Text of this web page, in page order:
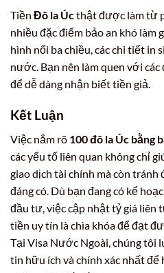
Tiền Đô la Úcthật được làm từ
nhiều đặc điểm bảo an khó làm
hình nổi ba chiều, các chi tiết in
nước. Bạn nên làm quen với
để dễ dàng nhận biết tiền giả.
Kết Luận
Việc nắm rõ 100 đô la Úc bằng
các yếu tố liên quan không chỉ
giao dịch tài chính mà còn
đáng có. Dù bạn đang có kế
đầu tư, việc cập nhật tỷ giá liên
tiền uy tín là chìa khóa để đạt
Tại Visa Nước Ngoài, chúng tôi
tin hữu ích và chính xác nhất